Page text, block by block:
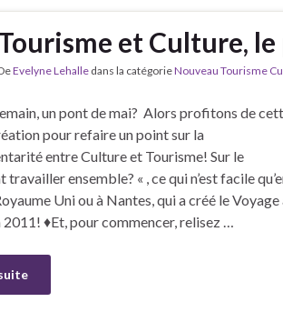
et Culture,
Evelyne Lehalle dans la catégorieNouveau Tourisme
un pont de mai? Alors profitons de
pour refaire un point sur la
entre Culture et Tourisme! Sur le
travailler ensemble? « , ce qui n’est facile
Uni ou à Nantes, qui a créé le Voyage
2011! ♦Et, pour commencer, relisez …